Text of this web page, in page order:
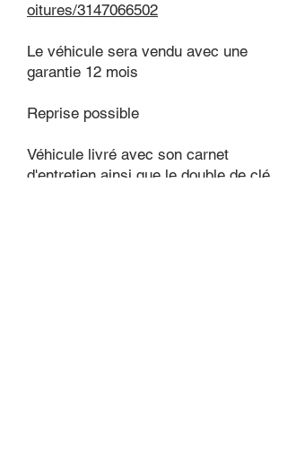
oitures/3147066502
Le véhicule sera vendu avec une
garantie 12 mois
Reprise possible
Véhicule livré avec son carnet
d'entretien ainsi que le double de clé